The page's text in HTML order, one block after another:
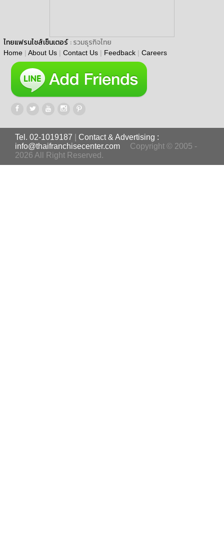
ไทยแฟรนไชส์เซ็นเตอร์ : รวมธุรกิจไทย
Home | About Us | Contact Us | Feedback | Careers
Tel. 02-1019187
Contact & Advertising :
info@thaifranchisecenter.com
Copyright © 2005 -
2026 All Right Reserved.